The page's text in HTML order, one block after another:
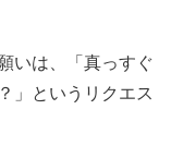
いは、「真っすぐ
」というリクエス